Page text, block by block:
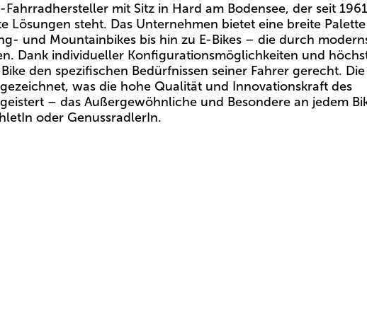
mit Sitz in Hard am Bodensee, der seit
Lösungen steht. Das Unternehmen bietet eine breite
und Mountainbikes bis hin zu E-Bikes – die durch
Dank individueller Konfigurationsmöglichkeiten und
den spezifischen Bedürfnissen seiner Fahrer gerecht.
was die hohe Qualität und Innovationskraft des
– das Außergewöhnliche und Besondere an jedem
oder GenussradlerIn.